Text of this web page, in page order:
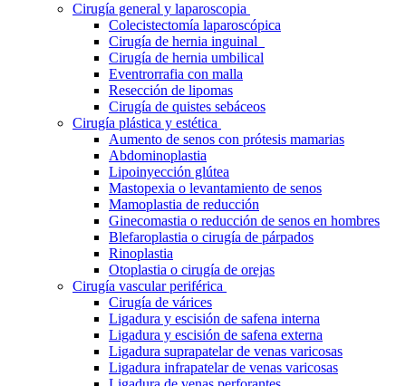
Cirugía general y laparoscopia
Colecistectomía laparoscópica
Cirugía de hernia inguinal
Cirugía de hernia umbilical
Eventrorrafia con malla
Resección de lipomas
Cirugía de quistes sebáceos
Cirugía plástica y estética
Aumento de senos con prótesis mamarias
Abdominoplastia
Lipoinyección glútea
Mastopexia o levantamiento de senos
Mamoplastia de reducción
Ginecomastia o reducción de senos en hombres
Blefaroplastia o cirugía de párpados
Rinoplastia
Otoplastia o cirugía de orejas
Cirugía vascular periférica
Cirugía de várices
Ligadura y escisión de safena interna
Ligadura y escisión de safena externa
Ligadura suprapatelar de venas varicosas
Ligadura infrapatelar de venas varicosas